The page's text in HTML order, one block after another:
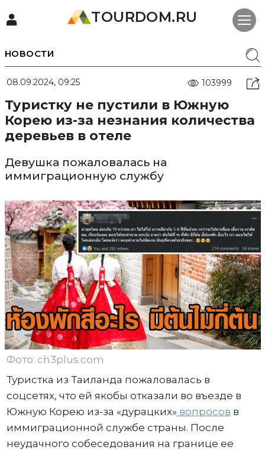
TOURDOM.RU
НОВОСТИ
08.09.2024, 09:25 103999
Туристку не пустили в Южную
Корею из-за незнания количества
деревьев в отеле
Девушка пожаловалась на
иммиграционную службу
Фото: ch3plus.com
Туристка из Таиланда пожаловалась в
соцсетях, что ей якобы отказали во въезде в
Южную Корею из-за «дурацких» вопросов в
иммиграционной службе страны. После
неудачного собеседования на границе ее